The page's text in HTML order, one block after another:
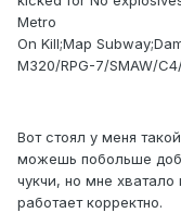
Metro
On Kill;Map
M320/RPG-7/SMAW/
Вот стоял у меня
можешь побольше
чукчи, но мне
работает корректно.